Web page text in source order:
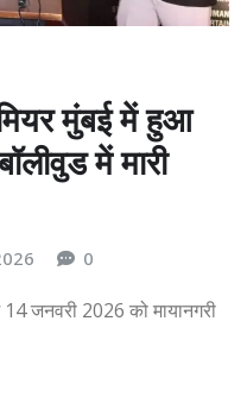
मुंबई में हुआ
में मारी
0
जनवरी 2026 को मायानगरी